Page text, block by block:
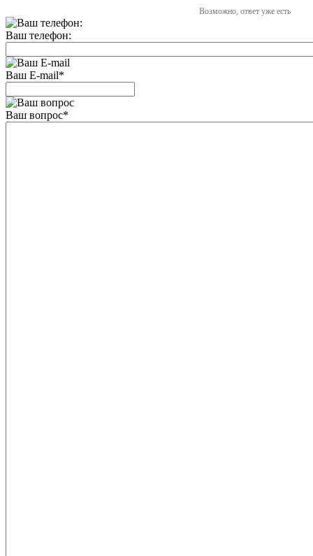
Возможно, ответ уже есть
Ваш телефон:
Ваш E-mail*
Ваш вопрос*